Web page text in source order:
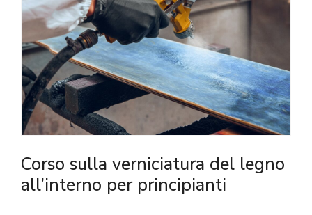
Corso sulla verniciatura del legno
all’interno per principianti